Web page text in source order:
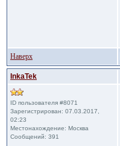
Наверх
InkaTek
ID пользователя #8071
Зарегистрирован: 07.03.2017,
02:23
Местонахождение: Москва
Сообщений: 391